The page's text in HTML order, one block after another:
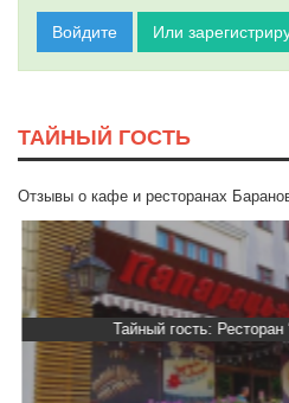
Войдите Или
ТАЙНЫЙ ГОСТЬ
Отзывы о кафе и ресторанах
Тайный гость: Ресторан